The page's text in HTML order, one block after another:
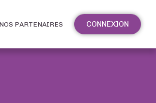
NOS PARTENAIRES CONNEXION